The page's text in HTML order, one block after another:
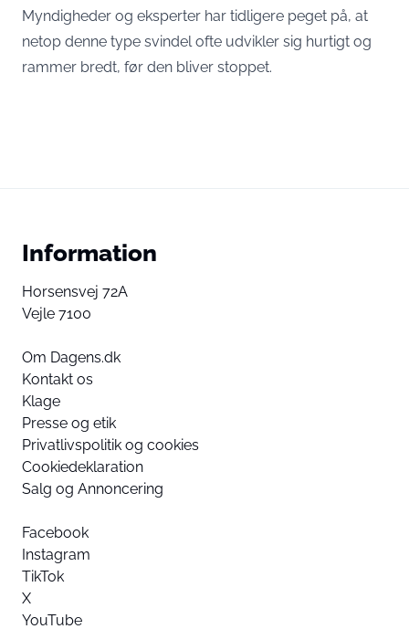
Myndigheder og eksperter har tidligere peget på, at
netop denne type svindel ofte udvikler sig hurtigt og
rammer bredt, før den bliver stoppet.
Information
Horsensvej 72A
Vejle 7100
Om Dagens.dk
Kontakt os
Klage
Presse og etik
Privatlivspolitik og cookies
Cookiedeklaration
Salg og Annoncering
Facebook
Instagram
TikTok
X
YouTube